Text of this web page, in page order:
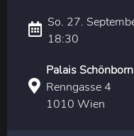
So. 27.
18:30
Palais Schönborn
Renngasse 4
1010 Wien